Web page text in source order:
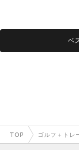
ベ
TOP ゴルフ＋トレ